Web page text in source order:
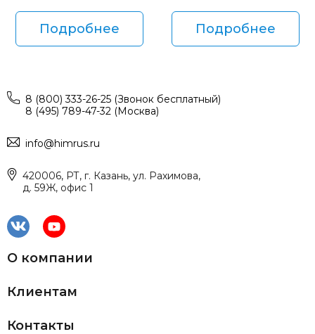
Подробнее Подробнее
8 (800) 333-26-25 (Звонок бесплатный)
8 (495) 789-47-32 (Москва)
info@himrus.ru
420006, РТ, г. Казань, ул. Рахимова,
д. 59Ж, офис 1
О компании
Клиентам
Контакты